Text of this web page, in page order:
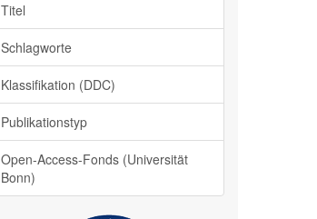
Titel
Schlagworte
Klassifikation (DDC)
Publikationstyp
Open-Access-Fonds (Universität
Bonn)